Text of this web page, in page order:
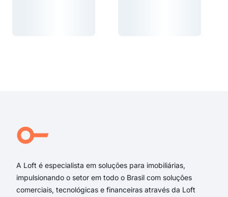
A Loft é especialista em soluções para imobiliárias,
impulsionando o setor em todo o Brasil com soluções
comerciais, tecnológicas e financeiras através da Loft